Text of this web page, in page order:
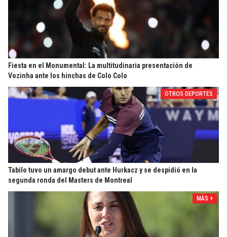
Fiesta en el Monumental: La multitudinaria presentación de
Vozinha ante los hinchas de Colo Colo
OTROS DEPORTES
Tabilo tuvo un amargo debut ante Hurkacz y se despidió en la
segunda ronda del Masters de Montreal
MÁS +